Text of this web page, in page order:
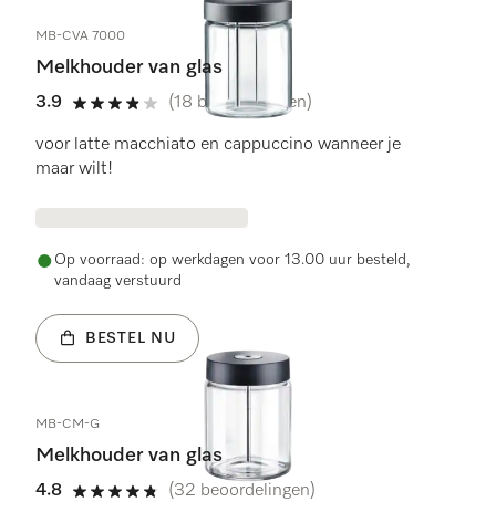
MB-CVA 7000
Melkhouder van glas
3.9
3.9 sterren op 5
(18 beoordelingen)
voor latte macchiato en cappuccino wanneer je
maar wilt!
Op voorraad: op werkdagen voor 13.00 uur besteld,
vandaag verstuurd
BESTEL NU
MB-CM-G
Melkhouder van glas
4.8
4.8 sterren op 5
(32 beoordelingen)